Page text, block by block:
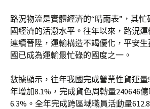
路況物流是實體經濟的“晴雨表”，其
國經濟的活潑水平。往年以來，路況
連續晉陞，運輸構造不竭優化，平安
國已成為運輸最忙碌的國度之一。
數據顯示，往年我國完成營業性貨運量
年增加8.1%，完成貨色周轉量240646
6.3%。全年完成跨區域職員活動量